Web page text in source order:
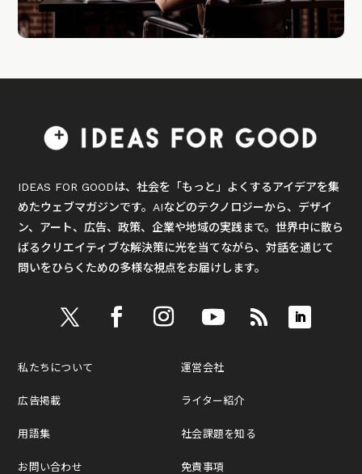
IDEAS FOR GOODは、社会を「もっと」よくするアイデアを集
めたウェブマガジンです。AIなどのテクノロジーから、デザイ
ン、アート、広告、政策、企業や地域の実践まで。世界中に散ら
ばるクリエイティブな解決策に光を当てながら、対話を通じて
問いをひらくための多様な視点をお届けします。
私たちについて
広告掲載
用語集
お問い合わせ
運営会社
ライター紹介
社会課題を知る
免責事項